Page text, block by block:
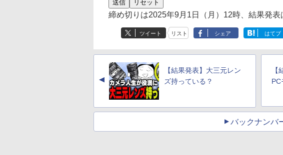
締め切りは2025年9月1日（月）12時、結果発
ツイート リスト シェア はてブ
▲
【結果発表】大三元レン
ズ持っている？
PC
バックナンバ